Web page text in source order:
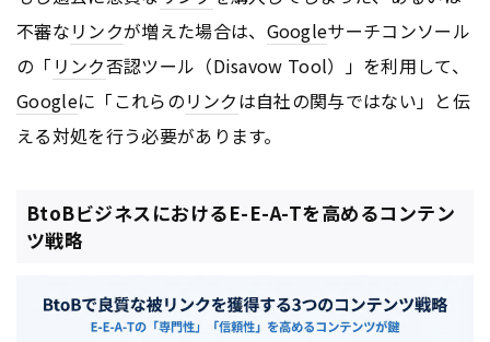
不審なリンクが増えた場合は、 Googleサーチコンソール
の「 リンク否認ツール（Disavow Tool）」を利用して、
Googleに「これらのリンクは自社の関与ではない」と伝
える対処を行う必要があります。
BtoBビジネスにおけるE-E-A-Tを高めるコンテン
ツ戦略